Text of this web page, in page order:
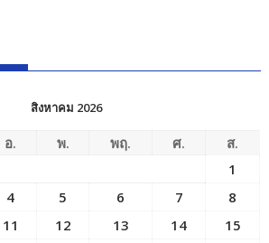
สิงหาคม 2026
อ. พ. พฤ. ศ.
ส.
1
4 5 6 7
8
11 12 13 14
15